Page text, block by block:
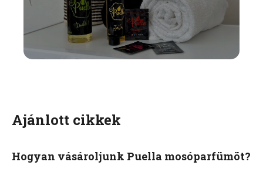
Ajánlott cikkek
Hogyan vásároljunk Puella mosóparfümöt?